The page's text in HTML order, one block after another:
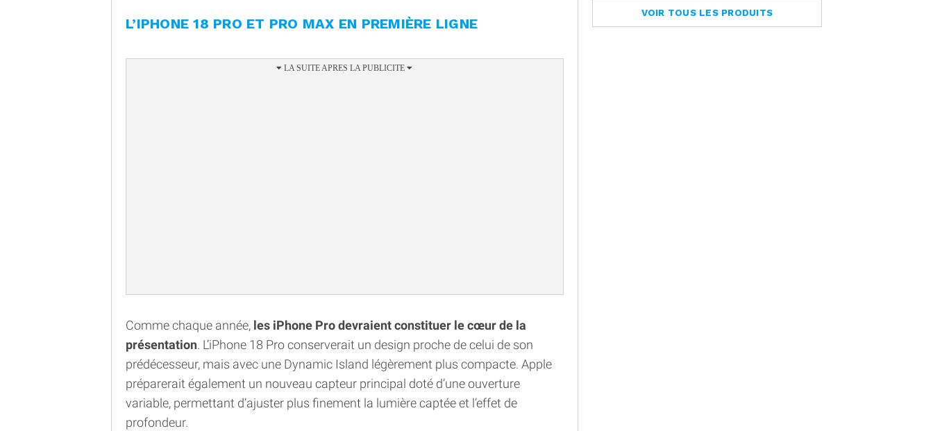
L’IPHONE 18 PRO ET PRO MAX EN PREMIÈRE LIGNE
Comme chaque année, les iPhone Pro devraient constituer le cœur de la
présentation. L’iPhone 18 Pro conserverait un design proche de celui de son
prédécesseur, mais avec une Dynamic Island légèrement plus compacte. Apple
préparerait également un nouveau capteur principal doté d’une ouverture
variable, permettant d’ajuster plus finement la lumière captée et l’effet de
profondeur.
VOIR TOUS LES PRODUITS